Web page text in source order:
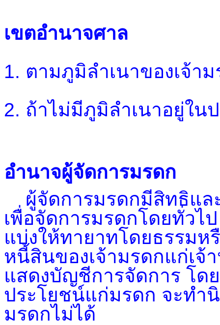
เขตอำนาจศาล
1. ตามภูมิลำเนาของเจ้า
2. ถ้าไม่มีภูมิลำเนาอยู่ใน
อำนาจผู้จัดการมรดก
ผู้จัดการมรดกมีสิทธิแล
เพื่อจัดการมรดกโดยทั่วไ
แบ่งให้ทายาทโดยธรรม
หนี้สินของเจ้ามรดกแก่เ
แสดงบัญชีการจัดการ โด
ประโยชน์แก่มรดก จะทำ
มรดกไม่ได้